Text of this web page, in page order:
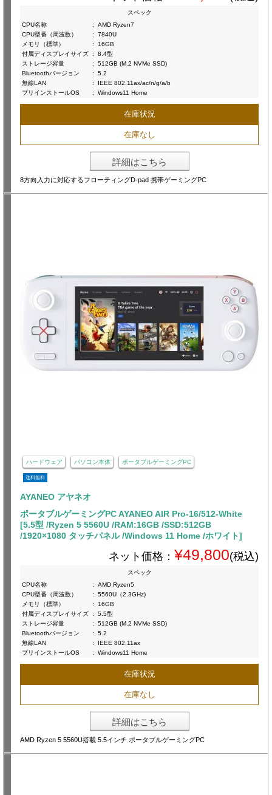
スペック
CPU名称
:
AMD Ryzen7
CPU型番（周波数）
:
7840U
メモリ（標準）
:
16GB
付属ディスプレイサイズ :
8.4型
ストレージ容量
:
512GB (M.2 NVMe SSD)
Bluetoothバージョン
:
5.2
無線LAN
:
IEEE 802.11ax/ac/n/g/a/b
プリインストールOS
: Windows11 Home
在庫状況
在庫なし
詳細はこちら
8方向入力に対応するフローティングD-pad 携帯ゲーミングPC
ハードウェア パソコン本体 ポータブルゲーミングPC
送料無料
AYANEO アヤネオ
ポータブルゲーミングPC AYANEO AIR Pro-16/512-White
[5.5型 /Ryzen 5 5560U /RAM:16GB /SSD:512GB
/1920×1080 タッチパネル /Windows 11 Home /ホワイト]
ネット価格： ¥49,800(税込)
スペック
CPU名称
:
AMD Ryzen5
CPU型番（周波数）
:
5560U（2.3GHz)
メモリ（標準）
:
16GB
付属ディスプレイサイズ :
5.5型
ストレージ容量
:
512GB (M.2 NVMe SSD)
Bluetoothバージョン
:
5.2
無線LAN
:
IEEE 802.11ax
プリインストールOS
: Windows11 Home
在庫状況
在庫なし
詳細はこちら
AMD Ryzen 5 5560U搭載 5.5インチ ポータブルゲーミングPC